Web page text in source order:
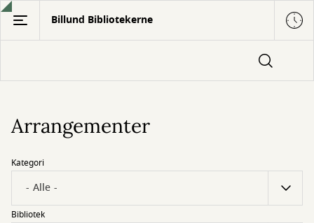
Gå
hovedindhold
Billund Bibliotekerne
Arrangementer
Kategori
Bibliotek